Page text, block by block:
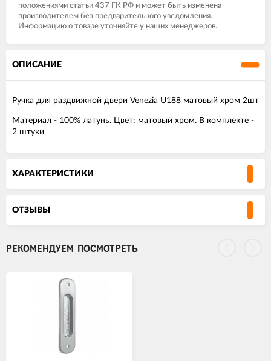
положениями статьи 437 ГК РФ и может быть изменена
производителем без предварительного уведомления.
Информацию о товаре уточняйте у наших менеджеров.
ОПИСАНИЕ
Ручка для раздвижной двери Venezia U188 матовый хром 2шт
Материал - 100% латунь. Цвет: матовый хром. В комплекте -
2 штуки
ХАРАКТЕРИСТИКИ
ОТЗЫВЫ
РЕКОМЕНДУЕМ ПОСМОТРЕТЬ